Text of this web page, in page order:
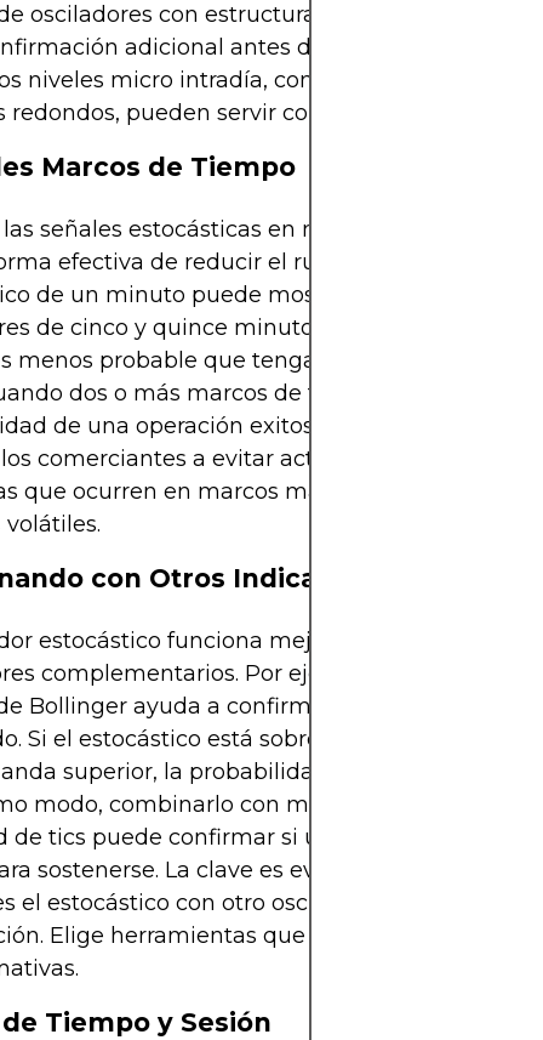
osciladores con estructura de precios es una
adicional antes de comprometer
niveles micro intradía, como los máximos de
redondos, pueden servir como filtros valiosos.
Marcos de Tiempo
señales estocásticas en múltiples marcos de
efectiva de reducir el ruido. Por ejemplo, un
de un minuto puede mostrar sobrecompra,
de cinco y quince minutos todavía están
menos probable que tenga éxito la reversión a
dos o más marcos de tiempo se alinean, la
de una operación exitosa mejora. Este
comerciantes a evitar actuar sobre las
que ocurren en marcos más pequeños durante
volátiles.
con Otros Indicadores
estocástico funciona mejor cuando se
complementarios. Por ejemplo, combinarlo
Bollinger ayuda a confirmar si el precio está
Si el estocástico está sobrecomprado mientras
superior, la probabilidad de una reversión
modo, combinarlo con medidas de volumen o
de tics puede confirmar si un breakout tiene
sostenerse. La clave es evitar la redundancia:
el estocástico con otro oscilador que muestre
Elige herramientas que proporcionen ideas
Tiempo y Sesión